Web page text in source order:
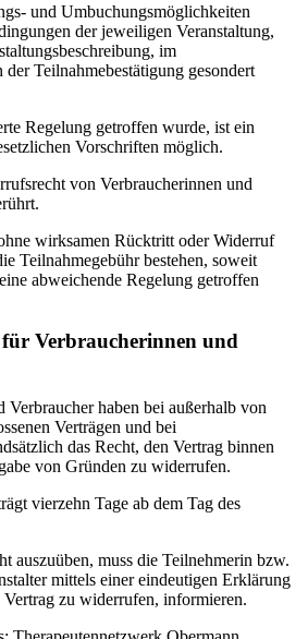
und Umbuchungsmöglichkeiten
der jeweiligen Veranstaltung,
im
Teilnahmebestätigung gesondert
Regelung getroffen wurde, ist ein
Vorschriften möglich.
von Verbraucherinnen und
wirksamen Rücktritt oder Widerruf
Teilnahmegebühr bestehen, soweit
abweichende Regelung getroffen
Verbraucherinnen und
Verbraucher haben bei außerhalb von
Verträgen und bei
das Recht, den Vertrag binnen
von Gründen zu widerrufen.
vierzehn Tage ab dem Tag des
auszuüben, muss die Teilnehmerin bzw.
mittels einer eindeutigen Erklärung
Vertrag zu widerrufen, informieren.